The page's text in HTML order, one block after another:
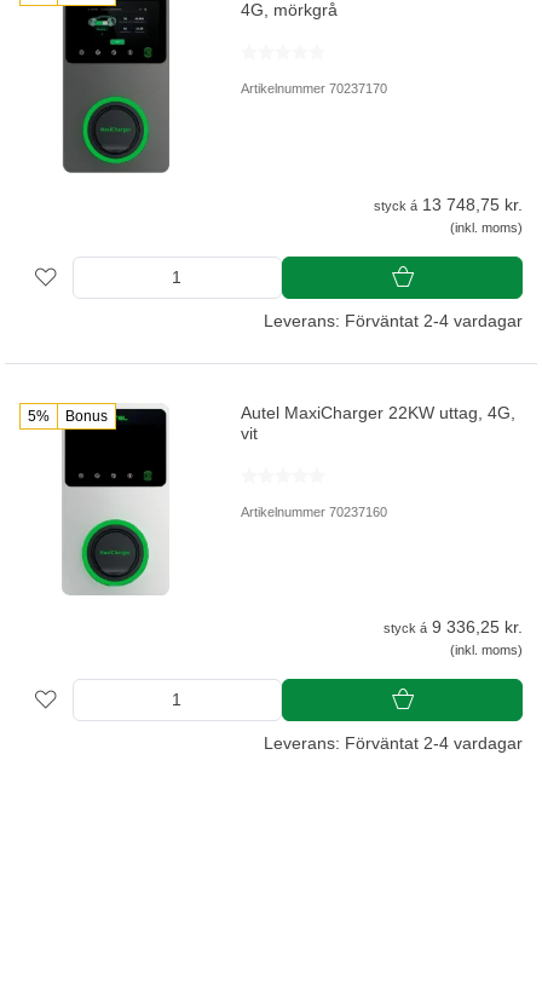
4G, mörkgrå
Artikelnummer 70237170
styck á 13 748,75 kr.
(inkl. moms)
Leverans: Förväntat 2-4 vardagar
5% Bonus
Autel MaxiCharger 22KW uttag, 4G,
vit
Artikelnummer 70237160
styck á 9 336,25 kr.
(inkl. moms)
Leverans: Förväntat 2-4 vardagar